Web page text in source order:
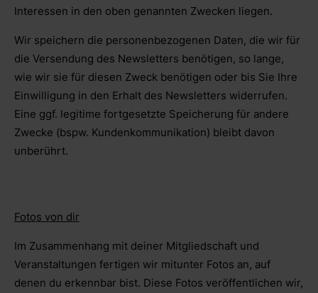
Interessen in den oben genannten Zwecken liegen.
Wir speichern die personenbezogenen Daten, die wir für
die Versendung des Newsletters benötigen, so lange,
wie wir sie für diesen Zweck benötigen oder bis Sie Ihre
Einwilligung in den Erhalt des Newsletters widerrufen.
Eine ggf. legitime fortgesetzte Speicherung für andere
Zwecke (bspw. Kundenkommunikation) bleibt davon
unberührt.
Fotos von dir
Im Zusammenhang mit deiner Mitgliedschaft und
Veranstaltungen fertigen wir mitunter Fotos an, auf
denen du erkennbar bist. Diese Fotos veröffentlichen wir,